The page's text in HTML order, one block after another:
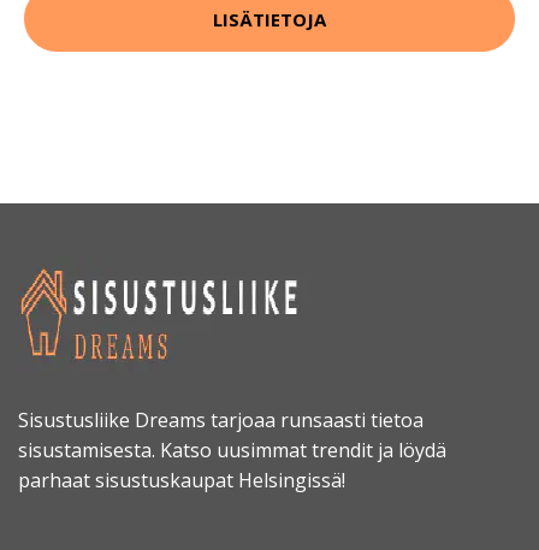
LISÄTIETOJA
Sisustusliike Dreams tarjoaa runsaasti tietoa
sisustamisesta. Katso uusimmat trendit ja löydä
parhaat sisustuskaupat Helsingissä!